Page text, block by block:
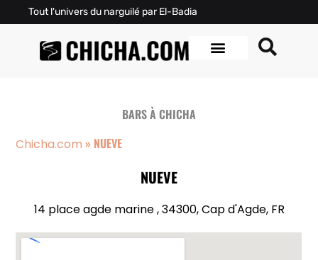
Tout l'univers du narguilé par El-Badia
BARS À CHICHA
Chicha.com » NUEVE
NUEVE
14 place agde marine , 34300, Cap d'Agde, FR